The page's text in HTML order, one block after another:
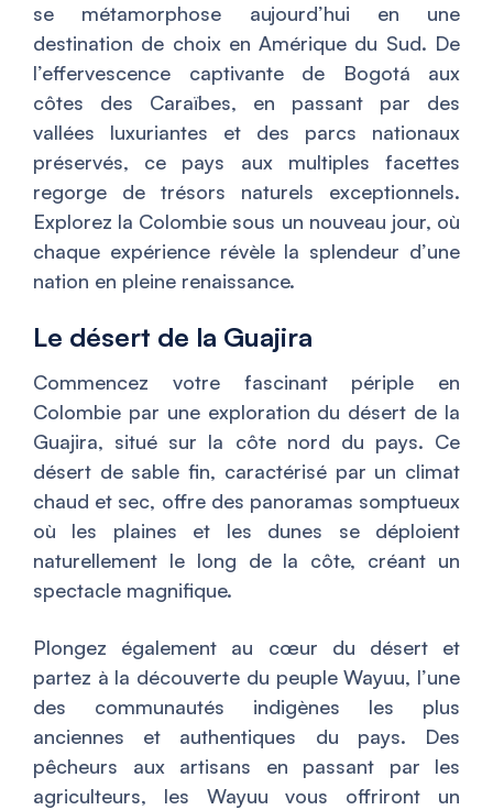
se métamorphose aujourd’hui en une
destination de choix en Amérique du Sud. De
l’effervescence captivante de Bogotá aux
côtes des Caraïbes, en passant par des
vallées luxuriantes et des parcs nationaux
préservés, ce pays aux multiples facettes
regorge de trésors naturels exceptionnels.
Explorez la Colombie sous un nouveau jour, où
chaque expérience révèle la splendeur d’une
nation en pleine renaissance.
Le désert de la Guajira
Commencez votre fascinant périple en
Colombie par une exploration du désert de la
Guajira, situé sur la côte nord du pays. Ce
désert de sable fin, caractérisé par un climat
chaud et sec, offre des panoramas somptueux
où les plaines et les dunes se déploient
naturellement le long de la côte, créant un
spectacle magnifique.
Plongez également au cœur du désert et
partez à la découverte du peuple Wayuu, l’une
des communautés indigènes les plus
anciennes et authentiques du pays. Des
pêcheurs aux artisans en passant par les
agriculteurs, les Wayuu vous offriront un